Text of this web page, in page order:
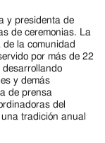
y presidenta de
de ceremonias. La
la comunidad
por más de 22
desarrollando
y demás
de prensa
del
tradición anual